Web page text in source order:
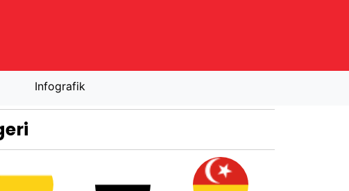
Infografik